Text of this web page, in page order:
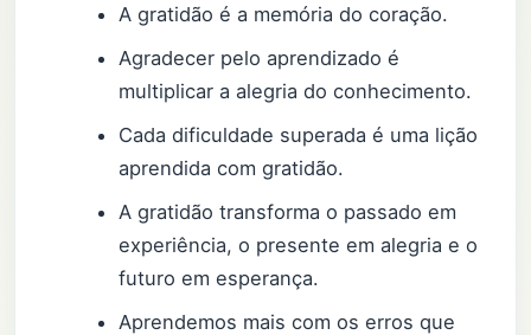
A gratidão é a memória do coração.
Agradecer pelo aprendizado é
multiplicar a alegria do conhecimento.
Cada dificuldade superada é uma lição
aprendida com gratidão.
A gratidão transforma o passado em
experiência, o presente em alegria e o
futuro em esperança.
Aprendemos mais com os erros que